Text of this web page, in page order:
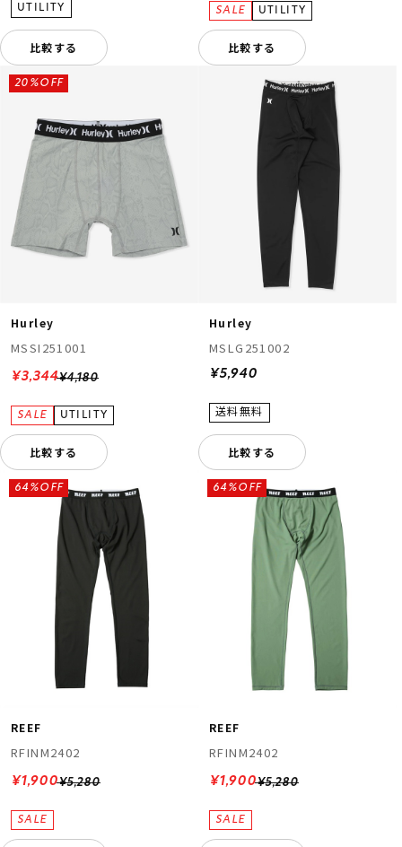
比較する 比較する
Hurley
MSSI251001
¥4,180
20%OFF
¥3,344
比較する
Hurley
MSLG251002
¥5,940
比較する
REEF
RFINM2402
¥5,280
64%OFF
¥1,900
REEF
RFINM2402
¥5,280
64%OFF
¥1,900